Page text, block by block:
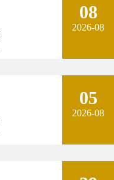
08
2026-08
05
2026-08